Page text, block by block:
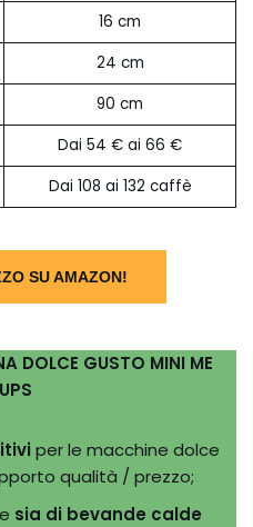
16 cm
24 cm
90 cm
Dai 54 € ai 66 €
Dai 108 ai 132 caffè
SU AMAZON!
DOLCE GUSTO MINI ME
per le macchine dolce
qualità / prezzo;
sia di bevande calde